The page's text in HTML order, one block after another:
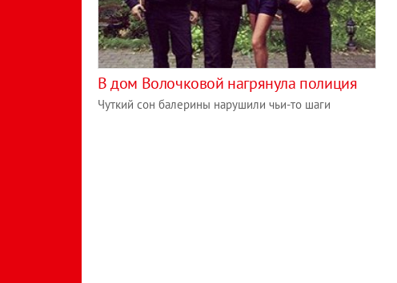
В дом Волочковой нагрянула полиция
Чуткий сон балерины нарушили чьи-то шаги